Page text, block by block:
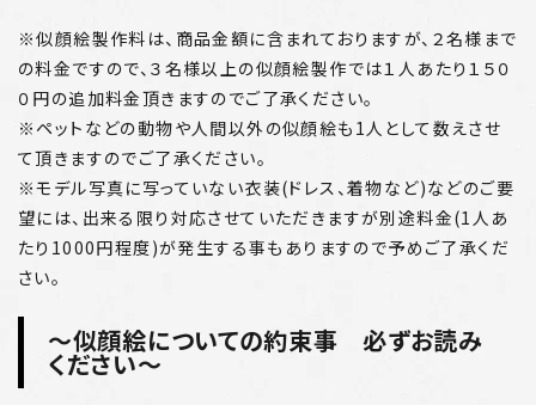
※似顔絵製作料は、商品金額に含まれておりますが、２名様まで
の料金ですので、３名様以上の似顔絵製作では１人あたり１５０
０円の追加料金頂きますのでご了承ください。
※ペットなどの動物や人間以外の似顔絵も1人として数えさせ
て頂きますのでご了承ください。
※モデル写真に写っていない衣装(ドレス、着物など)などのご要
望には、出来る限り対応させていただきますが別途料金(1人あ
たり1000円程度)が発生する事もありますので予めご了承くだ
さい。
～似顔絵についての約束事 必ずお読み
ください～